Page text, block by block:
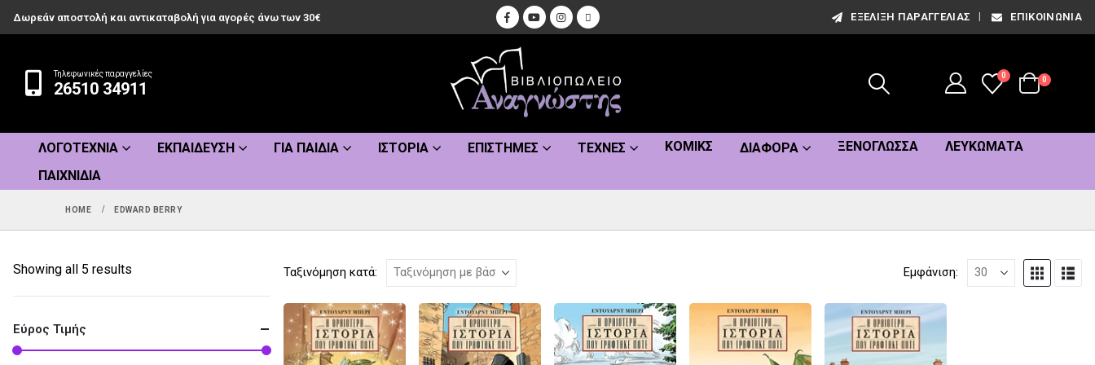
Δωρεάν αποστολή και αντικαταβολή για αγορές άνω των 30€ ΕΞΈΛΙΞΗ ΠΑΡΑΓΓΕΛΊΑΣ ΕΠΙΚΟΙΝΩΝΊΑ
Τηλεφωνικές παραγγελίες
26510 34911
0
0
ΛΟΓΟΤΕΧΝΊΑ ΕΚΠΑΊΔΕΥΣΗ ΓΙΑ ΠΑΙΔΙΆ ΙΣΤΟΡΊΑ ΕΠΙΣΤΉΜΕΣ ΤΈΧΝΕΣ ΚΌΜΙΚΣ ΔΙΆΦΟΡΑ ΞΕΝΌΓΛΩΣΣΑ
ΛΕΥΚΏΜΑΤΑ
ΠΑΙΧΝΊΔΙΑ
HOME EDWARD BERRY
Ταξινόμηση κατά: Εμφάνιση:
Showing all 5 results
Εύρος Τιμής